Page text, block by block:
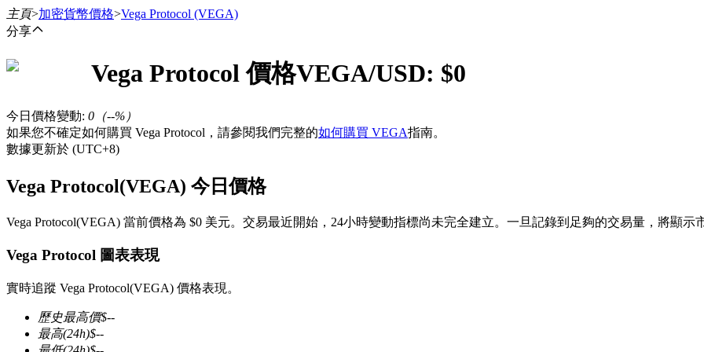
USDT永續
多種以USDT結算的永續合約
主頁>加密貨幣價格>Vega Protocol (VEGA)
分享
Vega Protocol 價格VEGA/USD: $0
今日價格變動: 0 （--%）
如果您不確定如何購買 Vega Protocol，請參閱我們完整的如何購買 VEGA指南。
數據更新於 (UTC+8)
Vega Protocol(VEGA) 今日價格
Vega Protocol(VEGA) 當前價格為 $0 美元。交易最近開始，24小時變動指標尚未完全建立。一旦記錄到足夠的交易量，將顯示
Vega Protocol 圖表表現
實時追蹤 Vega Protocol(VEGA) 價格表現。
歷史最高價$--
最高(24h)$--